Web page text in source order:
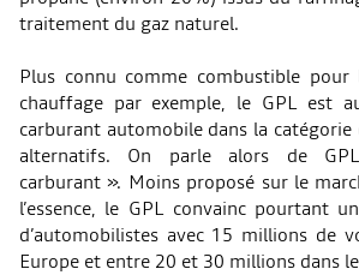
traitement du gaz naturel.
Plus connu comme combustible pour
chauffage par exemple, le GPL est
carburant automobile dans la
alternatifs. On parle alors de
carburant ». Moins proposé sur le
l’essence, le GPL convainc pourtant
d’automobilistes avec 15 millions de
Europe et entre 20 et 30 millions dans